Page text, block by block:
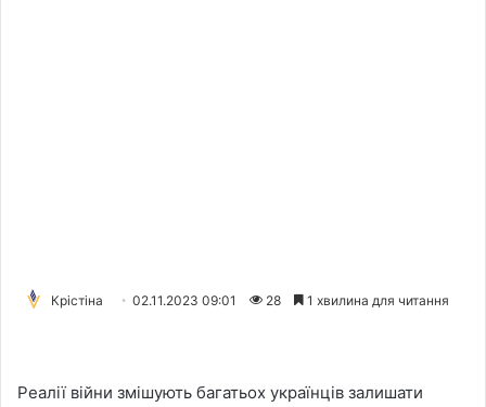
Крістіна 02.11.2023 09:01 28 1 хвилина для читання
Реалії війни змішують багатьох українців залишати